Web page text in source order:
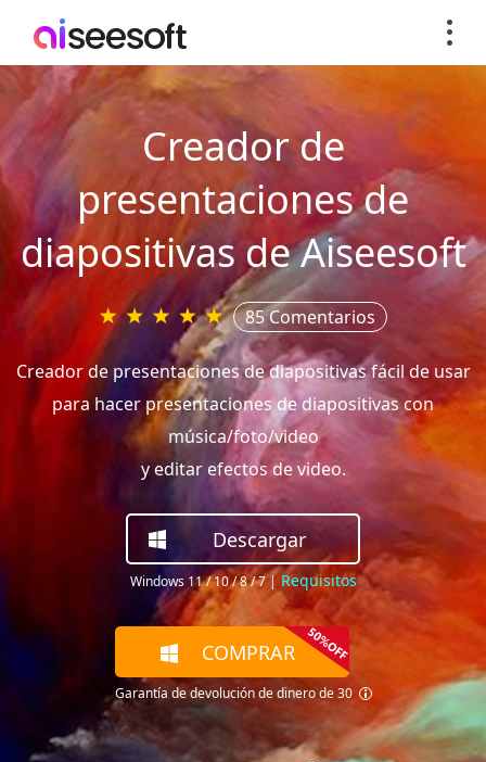
Creador de
presentaciones de
diapositivas de Aiseesoft
85 Comentarios
Creador de presentaciones de diapositivas fácil de usar
para hacer presentaciones de diapositivas con
música/foto/video
y editar efectos de video.
Descargar
Windows 11 / 10 / 8 / 7|Requisitos
COMPRAR
Garantía de devolución de dinero de 30